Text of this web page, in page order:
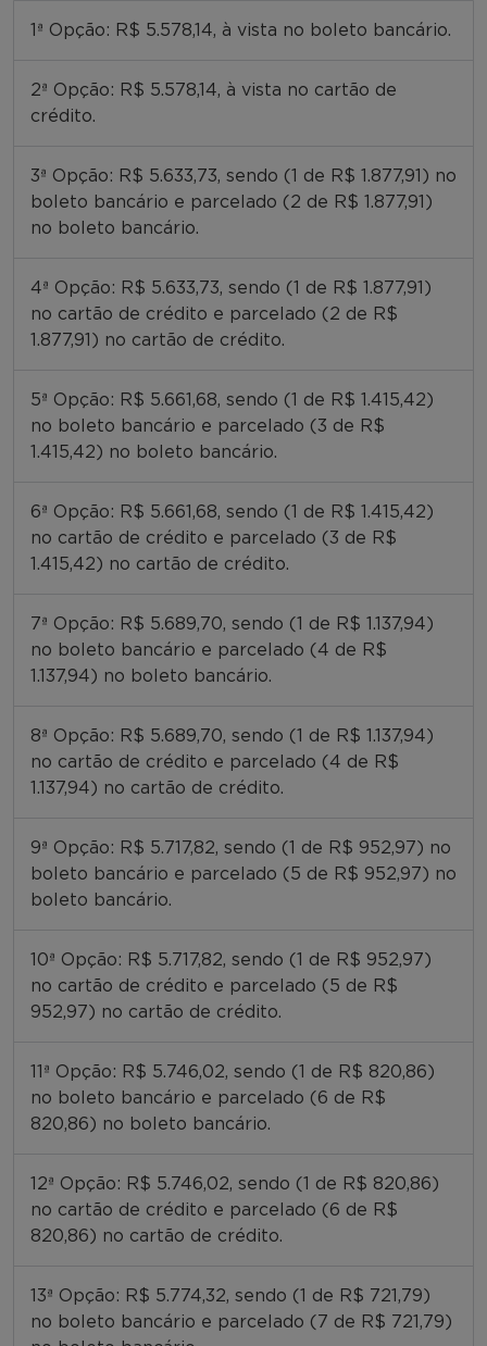
1ª Opção: R$ 5.578,14, à vista no boleto bancário.
2ª Opção: R$ 5.578,14, à vista no cartão de
crédito.
3ª Opção: R$ 5.633,73, sendo (1 de R$ 1.877,91) no
boleto bancário e parcelado (2 de R$ 1.877,91)
no boleto bancário.
4ª Opção: R$ 5.633,73, sendo (1 de R$ 1.877,91)
no cartão de crédito e parcelado (2 de R$
1.877,91) no cartão de crédito.
5ª Opção: R$ 5.661,68, sendo (1 de R$ 1.415,42)
no boleto bancário e parcelado (3 de R$
1.415,42) no boleto bancário.
6ª Opção: R$ 5.661,68, sendo (1 de R$ 1.415,42)
no cartão de crédito e parcelado (3 de R$
1.415,42) no cartão de crédito.
7ª Opção: R$ 5.689,70, sendo (1 de R$ 1.137,94)
no boleto bancário e parcelado (4 de R$
1.137,94) no boleto bancário.
8ª Opção: R$ 5.689,70, sendo (1 de R$ 1.137,94)
no cartão de crédito e parcelado (4 de R$
1.137,94) no cartão de crédito.
9ª Opção: R$ 5.717,82, sendo (1 de R$ 952,97) no
boleto bancário e parcelado (5 de R$ 952,97) no
boleto bancário.
10ª Opção: R$ 5.717,82, sendo (1 de R$ 952,97)
no cartão de crédito e parcelado (5 de R$
952,97) no cartão de crédito.
11ª Opção: R$ 5.746,02, sendo (1 de R$ 820,86)
no boleto bancário e parcelado (6 de R$
820,86) no boleto bancário.
12ª Opção: R$ 5.746,02, sendo (1 de R$ 820,86)
no cartão de crédito e parcelado (6 de R$
820,86) no cartão de crédito.
13ª Opção: R$ 5.774,32, sendo (1 de R$ 721,79)
no boleto bancário e parcelado (7 de R$ 721,79)